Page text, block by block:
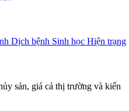
Dịch bệnh Sinh học Hiện trạng
sản, giá cả thị trường và kiến